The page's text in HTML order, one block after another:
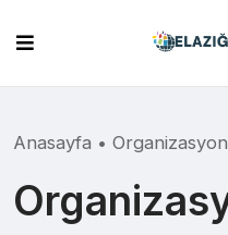
content
Anasayfa • Organizasyon